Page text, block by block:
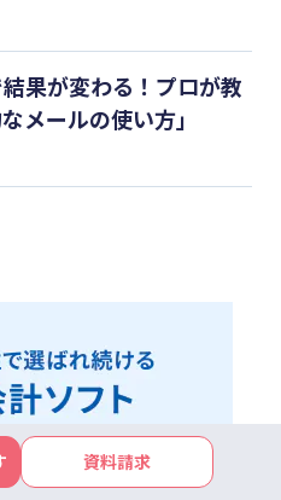
果が変わる！プロが教
メールの使い方」
資料請求